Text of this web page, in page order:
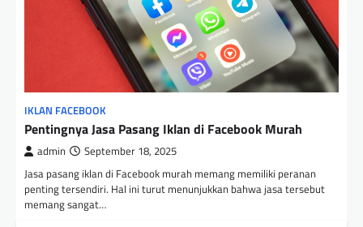
IKLAN FACEBOOK
Pentingnya Jasa Pasang Iklan di Facebook Murah
admin September 18, 2025
Jasa pasang iklan di Facebook murah memang memiliki peranan
penting tersendiri. Hal ini turut menunjukkan bahwa jasa tersebut
memang sangat…